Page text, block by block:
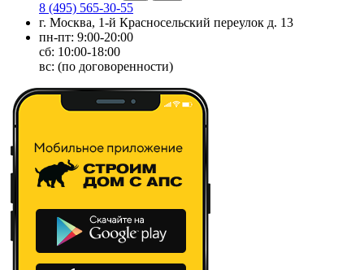
8 (495) 565-30-55
г. Москва, 1-й Красносельский переулок д. 13
пн-пт: 9:00-20:00
сб: 10:00-18:00
вс: (по договоренности)